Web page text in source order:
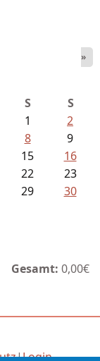
»
S
S
1
2
8
9
15
16
22
23
29
30
Gesamt: 0,00€
|Login